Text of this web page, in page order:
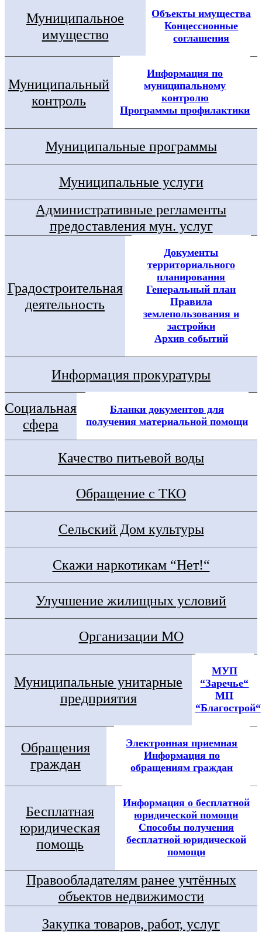
Муниципальное
имущество
Объекты имущества
Концессионные
соглашения
Муниципальный
контроль
Информация по
муниципальному
контролю
Программы профилактики
Муниципальные программы
Муниципальные услуги
Административные регламенты
предоставления мун. услуг
Градостроительная
деятельность
Документы
территориального
планирования
Генеральный план
Правила
землепользования и
застройки
Архив событий
Информация прокуратуры
Социальная
сфера
Бланки документов для
получения материальной помощи
Качество питьевой воды
Обращение с ТКО
Сельский Дом культуры
Скажи наркотикам “Нет!“
Улучшение жилищных условий
Организации МО
Муниципальные унитарные
предприятия
МУП
“Заречье“
МП
“Благострой“
Обращения
граждан
Электронная приемная
Информация по
обращениям граждан
Бесплатная
юридическая
помощь
Информация о бесплатной
юридической помощи
Способы получения
бесплатной юридической
помощи
Правообладателям ранее учтённых
объектов недвижимости
Закупка товаров, работ, услуг